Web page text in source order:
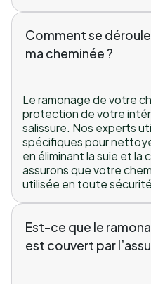
Comment se
ma cheminée ?
Le ramonage de votre
protection de votre
salissure. Nos experts
spécifiques pour
en éliminant la suie et la
assurons que votre
utilisée en toute
Est-ce que le
est couvert par